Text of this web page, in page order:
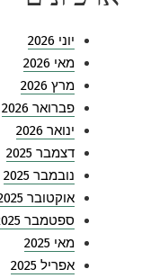
יוני 2026
מאי 2026
מרץ 2026
פברואר 2026
ינואר 2026
דצמבר 2025
נובמבר 2025
אוקטובר 2025
ספטמבר 2025
מאי 2025
אפריל 2025